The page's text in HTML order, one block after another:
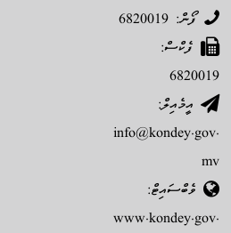
ފޯން: 6820019
ފެކްސް:
6820019
އީމެއިލް:
info@kondey.gov.
mv
ވެބްސައިޓް:
www.kondey.gov.